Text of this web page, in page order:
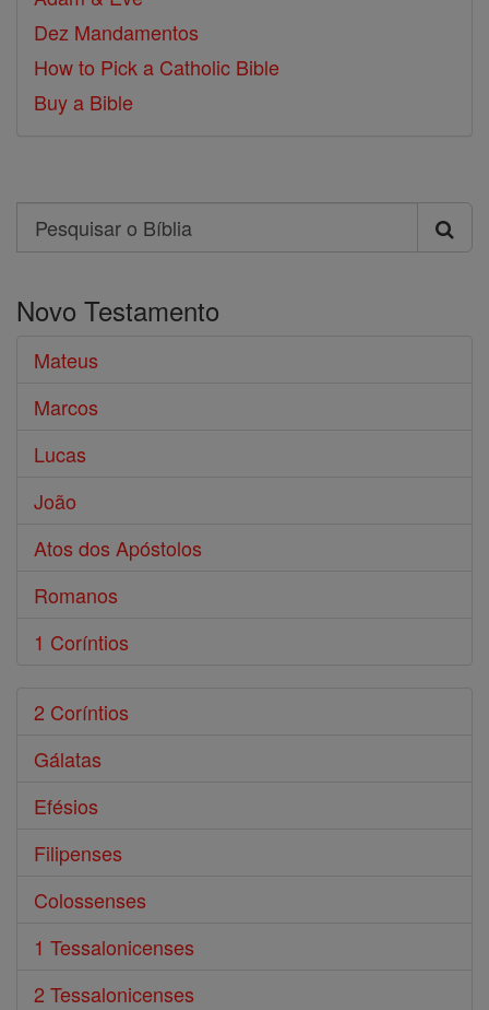
Dez Mandamentos
How to Pick a Catholic Bible
Buy a Bible
Search
Pesquisar
Bíblia
Novo Testamento
Mateus
Marcos
Lucas
João
Atos dos Apóstolos
Romanos
1 Coríntios
2 Coríntios
Gálatas
Efésios
Filipenses
Colossenses
1 Tessalonicenses
2 Tessalonicenses